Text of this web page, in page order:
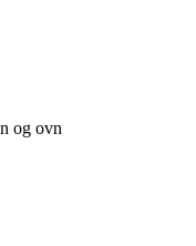
og ovn